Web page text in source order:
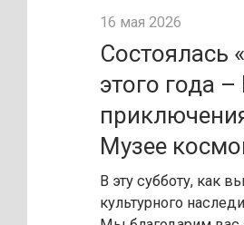
16 мая 2026
Состоялась
этого года
Музее
В эту субботу, как
культурного